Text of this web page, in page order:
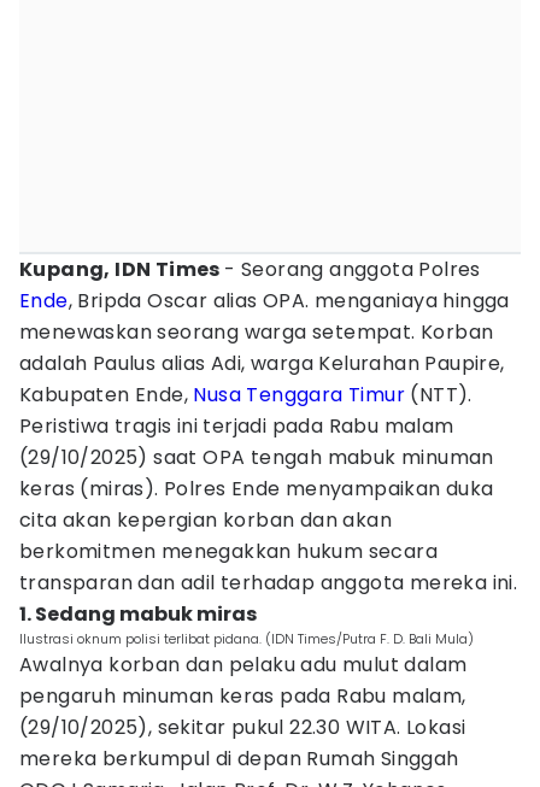
Kupang, IDN Times - Seorang anggota Polres
Ende, Bripda Oscar alias OPA. menganiaya hingga
menewaskan seorang warga setempat. Korban
adalah Paulus alias Adi, warga Kelurahan Paupire,
Kabupaten Ende, Nusa Tenggara Timur (NTT).
Peristiwa tragis ini terjadi pada Rabu malam
(29/10/2025) saat OPA tengah mabuk minuman
keras (miras). Polres Ende menyampaikan duka
cita akan kepergian korban dan akan
berkomitmen menegakkan hukum secara
transparan dan adil terhadap anggota mereka ini.
1. Sedang mabuk miras
Ilustrasi oknum polisi terlibat pidana. (IDN Times/Putra F. D. Bali Mula)
Awalnya korban dan pelaku adu mulut dalam
pengaruh minuman keras pada Rabu malam,
(29/10/2025), sekitar pukul 22.30 WITA. Lokasi
mereka berkumpul di depan Rumah Singgah